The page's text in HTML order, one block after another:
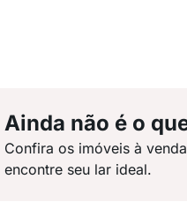
Ainda não é o
Confira os imóveis à
encontre seu lar ideal.